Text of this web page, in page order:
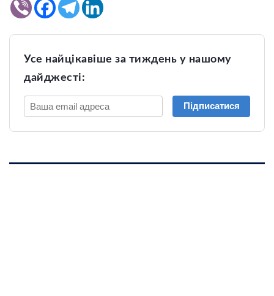
Усе найцікавіше за тиждень у нашому
дайджесті:
Підписатися